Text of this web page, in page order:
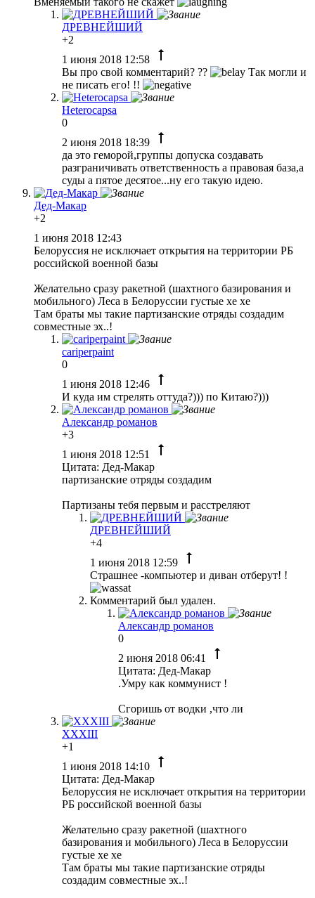
ДРЕВНЕЙШИЙ
+2
1 июня 2018 12:58
Вы про свой комментарий? ??
Так могли и
не писать его! !!
Heterocapsa
0
2 июня 2018 18:39
да это геморой,группы допуска создавать
разграничивать ответственность а правовая база,а
суды а пятое десятое...ну его такую идею.
Дед-Макар
+2
1 июня 2018 12:43
Белоруссия не исключает открытия на территории РБ
российской военной базы
Желательно сразу ракетной (шахтного базирования и
мобильного) Леса в Белоруссии густые хе хе
Там браты мы такие партизанские отряды создадим
совместные эх..!
cariperpaint
0
1 июня 2018 12:46
И куда им стрелять оттуда?))) по Китаю?)))
Александр романов
+3
1 июня 2018 12:51
Цитата: Дед-Макар
партизанские отряды создадим
Партизаны тебя первым и расстреляют
ДРЕВНЕЙШИЙ
+4
1 июня 2018 12:59
Страшнее -компьютер и диван отберут! !
Комментарий был удален.
Александр романов
0
2 июня 2018 06:41
Цитата: Дед-Макар
.Умру как коммунист !
Сгоришь от водки ,что ли
XXXIII
+1
1 июня 2018 14:10
Цитата: Дед-Макар
Белоруссия не исключает открытия на территории
РБ российской военной базы
Желательно сразу ракетной (шахтного
базирования и мобильного) Леса в Белоруссии
густые хе хе
Там браты мы такие партизанские отряды
создадим совместные эх..!